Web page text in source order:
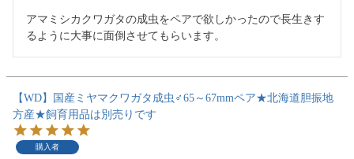
アマミシカクワガタの成虫をペアで欲しかったので長生きす
るように大事に面倒させてもらいます。
【WD】国産ミヤマクワガタ成虫♂65～67mmペア★北海道胆振地
方産★飼育用品は別売りです
購入者